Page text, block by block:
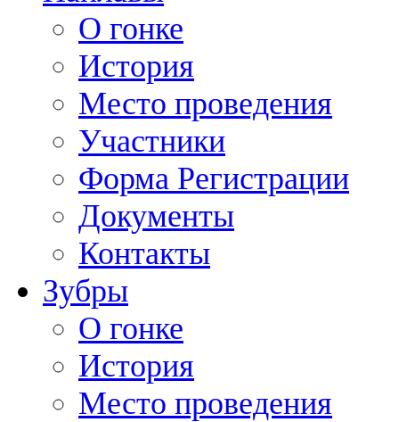
О гонке
История
Место проведения
Участники
Форма Регистрации
Документы
Контакты
Зубры
О гонке
История
Место проведения